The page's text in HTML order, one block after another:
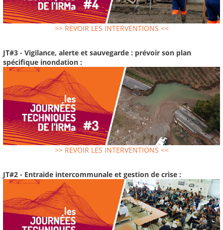
>> REVOIR LES INTERVENTIONS <<
JT#3 - Vigilance, alerte et sauvegarde : prévoir son plan
spécifique inondation :
>> REVOIR LES INTERVENTIONS <<
JT#2 - Entraide intercommunale et gestion de crise :